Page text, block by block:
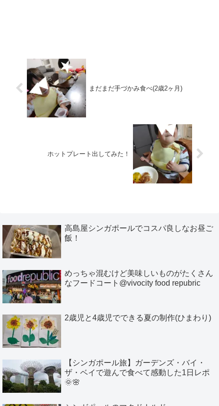
まだまだ手づかみ食べ(2歳2ヶ月)
ホットプレート出してみた！
高島屋シンガポールでコスパ良しなお昼ご
飯！
めっちゃ混むけど美味しいものがたくさん
なフードコート@vivocity food repubric
2歳児と4歳児でできる夏の制作(ひまわり)
【シンガポール旅】ガーデンズ・バイ・
ザ・ベイで遊んで食べて感動した1日レポ
🌞🌸